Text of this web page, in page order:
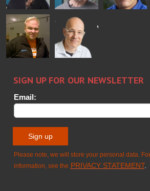
Alessa
Koskinen
Sakari
Palokangas
TREATMENT
- GLASTON
Timm